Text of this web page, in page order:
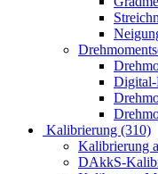
Digital-
Kalibrierung (310)
Kalibrierung
DAkkS-